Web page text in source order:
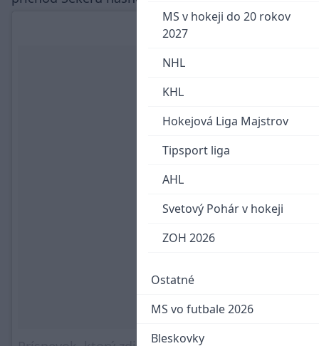
MS v hokeji do 20 rokov
2027
NHL
KHL
Hokejová Liga Majstrov
Tipsport liga
AHL
Svetový Pohár v hokeji
ZOH 2026
Ostatné
MS vo futbale 2026
Bleskovky